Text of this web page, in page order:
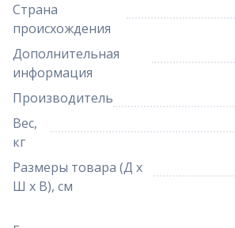
Страна
происхождения
Дополнительная
информация
Производитель
Вес,
кг
Размеры товара (Д х
Ш х В), см